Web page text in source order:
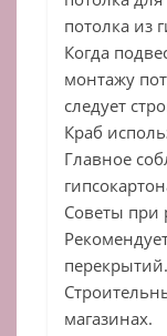
потолка из
Когда
монтажу
следует
Краб
Главное
Советы при
перекрытий.
магазинах.